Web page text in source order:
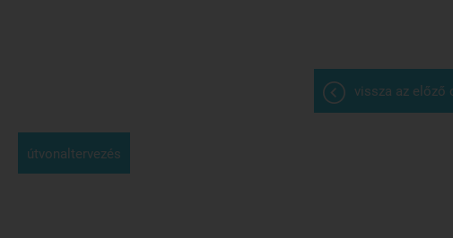
útvonaltervezés
vissza az előző